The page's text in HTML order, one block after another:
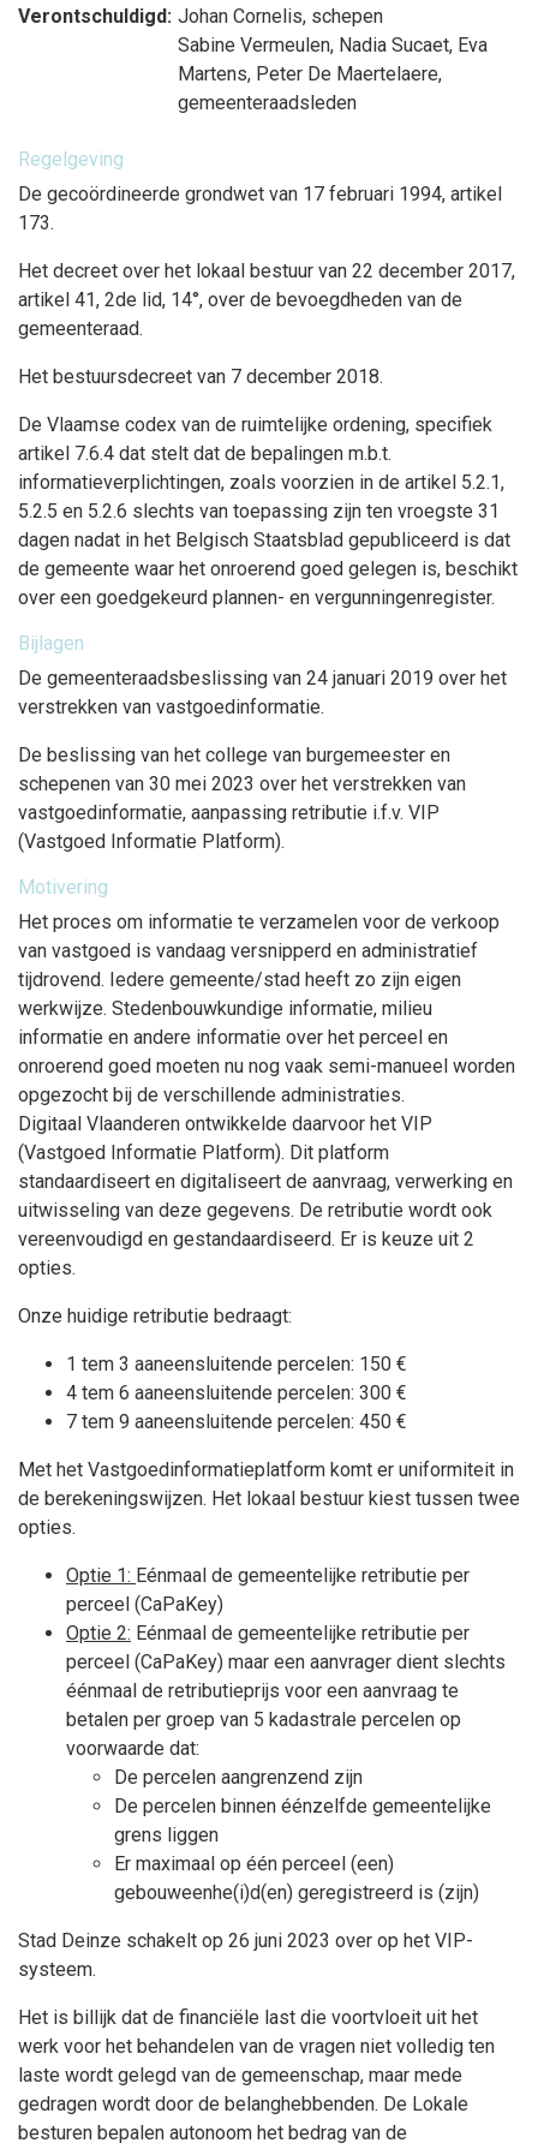
Verontschuldigd: Johan Cornelis, schepen
Sabine Vermeulen, Nadia Sucaet, Eva
Martens, Peter De Maertelaere,
gemeenteraadsleden
Regelgeving
De gecoördineerde grondwet van 17 februari 1994, artikel
173.
Het decreet over het lokaal bestuur van 22 december 2017,
artikel 41, 2de lid, 14°, over de bevoegdheden van de
gemeenteraad.
Het bestuursdecreet van 7 december 2018.
De Vlaamse codex van de ruimtelijke ordening, specifiek
artikel 7.6.4 dat stelt dat de bepalingen m.b.t.
informatieverplichtingen, zoals voorzien in de artikel 5.2.1,
5.2.5 en 5.2.6 slechts van toepassing zijn ten vroegste 31
dagen nadat in het Belgisch Staatsblad gepubliceerd is dat
de gemeente waar het onroerend goed gelegen is, beschikt
over een goedgekeurd plannen- en vergunningenregister.
Bijlagen
De gemeenteraadsbeslissing van 24 januari 2019 over het
verstrekken van vastgoedinformatie.
De beslissing van het college van burgemeester en
schepenen van 30 mei 2023 over het verstrekken van
vastgoedinformatie, aanpassing retributie i.f.v. VIP
(Vastgoed Informatie Platform).
Motivering
Het proces om informatie te verzamelen voor de verkoop
van vastgoed is vandaag versnipperd en administratief
tijdrovend. Iedere gemeente/stad heeft zo zijn eigen
werkwijze. Stedenbouwkundige informatie, milieu
informatie en andere informatie over het perceel en
onroerend goed moeten nu nog vaak semi-manueel worden
opgezocht bij de verschillende administraties.
Digitaal Vlaanderen ontwikkelde daarvoor het VIP
(Vastgoed Informatie Platform). Dit platform
standaardiseert en digitaliseert de aanvraag, verwerking en
uitwisseling van deze gegevens. De retributie wordt ook
vereenvoudigd en gestandaardiseerd. Er is keuze uit 2
opties.
Onze huidige retributie bedraagt:
1 tem 3 aaneensluitende percelen: 150 €
4 tem 6 aaneensluitende percelen: 300 €
7 tem 9 aaneensluitende percelen: 450 €
Met het Vastgoedinformatieplatform komt er uniformiteit in
de berekeningswijzen. Het lokaal bestuur kiest tussen twee
opties.
Optie 1: Eénmaal de gemeentelijke retributie per
perceel (CaPaKey)
Optie 2: Eénmaal de gemeentelijke retributie per
perceel (CaPaKey) maar een aanvrager dient slechts
éénmaal de retributieprijs voor een aanvraag te
betalen per groep van 5 kadastrale percelen op
voorwaarde dat:
De percelen aangrenzend zijn
De percelen binnen éénzelfde gemeentelijke
grens liggen
Er maximaal op één perceel (een)
gebouweenhe(i)d(en) geregistreerd is (zijn)
Stad Deinze schakelt op 26 juni 2023 over op het VIP-
systeem.
Het is billijk dat de financiële last die voortvloeit uit het
werk voor het behandelen van de vragen niet volledig ten
laste wordt gelegd van de gemeenschap, maar mede
gedragen wordt door de belanghebbenden. De Lokale
besturen bepalen autonoom het bedrag van de